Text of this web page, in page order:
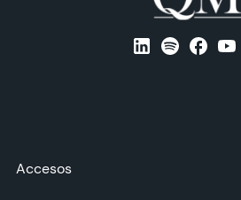
Accesos